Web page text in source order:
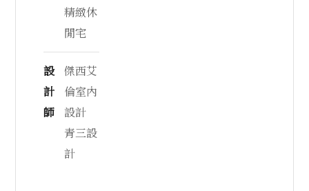
精緻休
閒宅
設
計
師
傑西艾
倫室內
設計
青三設
計